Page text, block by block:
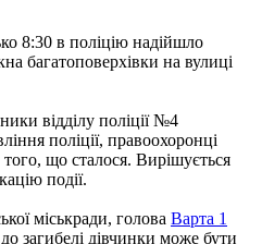
8:30 в поліцію надійшло
багатоповерхівки на вулиці
відділу поліції №4
поліції, правоохоронці
що сталося. Вирішується
події.
міськради, голова Варта 1
загибелі дівчинки може бути